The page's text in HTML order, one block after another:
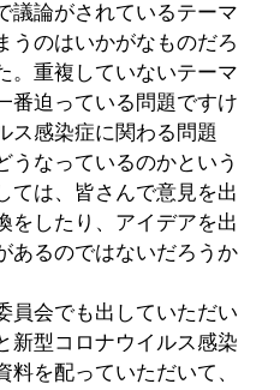
議論がされているテーマ
うのはいかがなものだろ
。重複していないテーマ
番迫っている問題ですけ
ス感染症に関わる問題
うなっているのかという
ては、皆さんで意見を出
をしたり、アイデアを出
あるのではないだろうか
会でも出していただい
新型コロナウイルス感染
を配っていただいて、